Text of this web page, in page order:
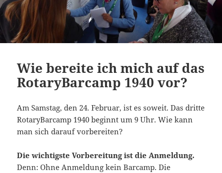
Wie bereite ich mich auf das
RotaryBarcamp 1940 vor?
Am Samstag, den 24. Februar, ist es soweit. Das dritte
RotaryBarcamp 1940 beginnt um 9 Uhr. Wie kann
man sich darauf vorbereiten?
Die wichtigste Vorbereitung ist die Anmeldung.
Denn: Ohne Anmeldung kein Barcamp. Die